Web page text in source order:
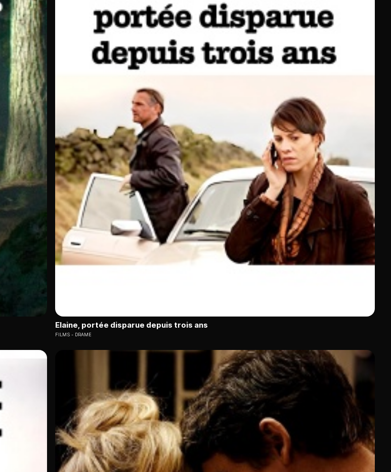
Elaine, portée disparue depuis trois ans
FILMS DRAME